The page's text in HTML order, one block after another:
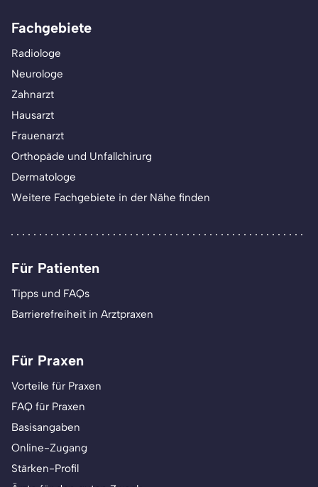
Fachgebiete
Radiologe
Neurologe
Zahnarzt
Hausarzt
Frauenarzt
Orthopäde und Unfallchirurg
Dermatologe
Weitere Fachgebiete in der Nähe finden
Für Patienten
Tipps und FAQs
Barrierefreiheit in Arztpraxen
Für Praxen
Vorteile für Praxen
FAQ für Praxen
Basisangaben
Online-Zugang
Stärken-Profil